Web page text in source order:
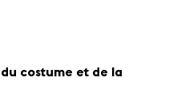
costume et de la